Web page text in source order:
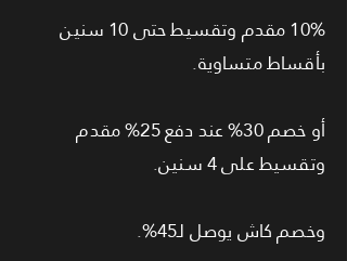
10% مقدم وتقسيط حتى 10 سنين
بأقساط متساوية.
أو خصم 30% عند دفع 25% مقدم
وتقسيط على 4 سنين.
وخصم كاش يوصل لـ45%.